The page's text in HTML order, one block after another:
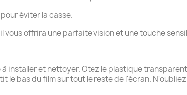
éviter la casse.
offrira une parfaite vision et une touche
installer et nettoyer. Otez le plastique
le bas du film sur tout le reste de l'écran.